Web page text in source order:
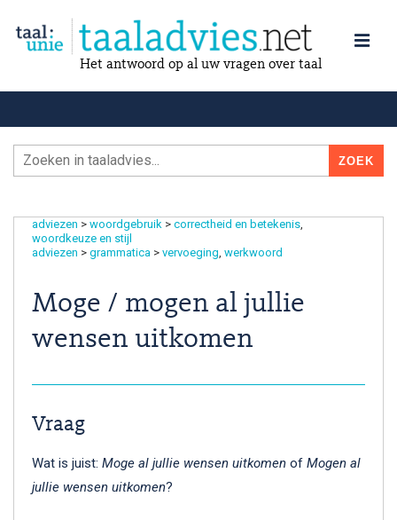
Het antwoord op al uw vragen over taal
adviezen > woordgebruik > correctheid en betekenis
woordkeuze en stijl
adviezen > grammatica > vervoeging werkwoord
Moge / mogen al jullie
wensen uitkomen
Vraag
Wat is juist: Moge al jullie wensen uitkomen of Mogen al
jullie wensen uitkomen?